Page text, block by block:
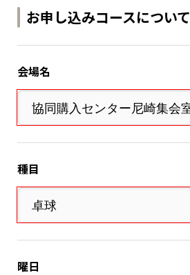
お申し込みコースについて
会場名
種目
曜日